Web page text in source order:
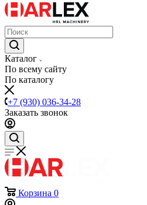
Каталог
По всему сайту
По каталогу
+7 (930) 036-34-28
Заказать звонок
Корзина 0